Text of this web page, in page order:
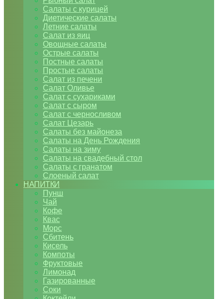
Салаты с курицей
Диетические салаты
Летние салаты
Салат из яиц
Овощные салаты
Острые салаты
Постные салаты
Простые салаты
Салат из печени
Салат Оливье
Салат с сухариками
Салат с сыром
Салат с черносливом
Салат Цезарь
Салаты без майонеза
Салаты на День Рождения
Салаты на зиму
Салаты на свадебный стол
Салаты с гранатом
Слоеный салат
НАПИТКИ
Пунш
Чай
Кофе
Квас
Морс
Сбитень
Кисель
Компоты
Фруктовые
Лимонад
Газированные
Соки